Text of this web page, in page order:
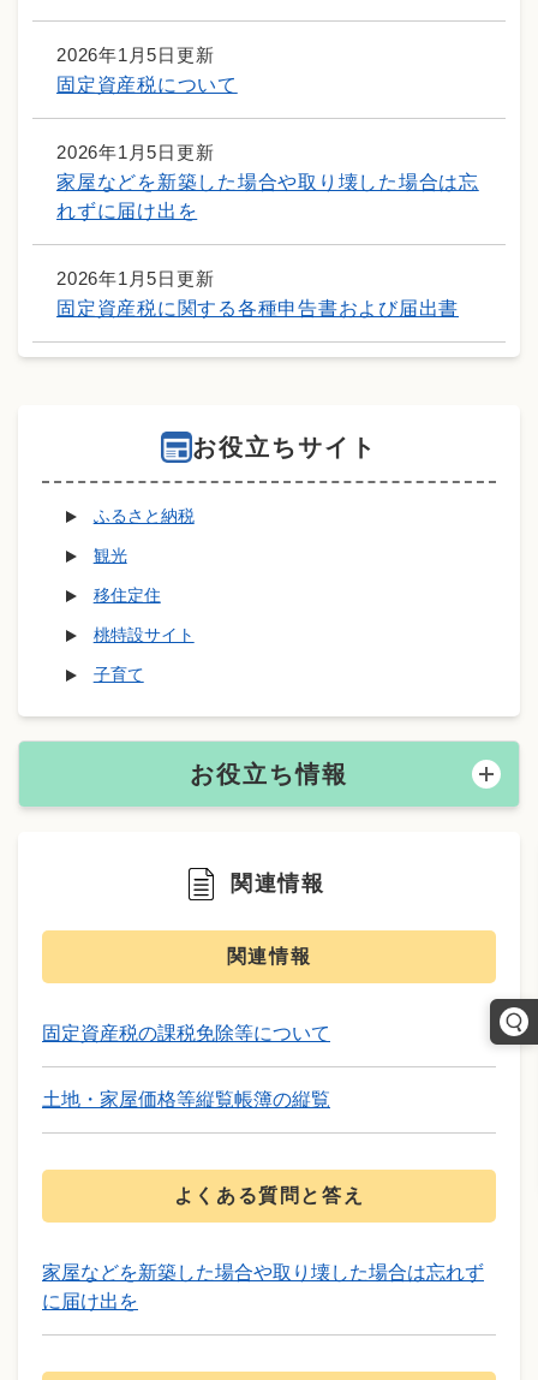
2026年1月5日更新
固定資産税について
2026年1月5日更新
家屋などを新築した場合や取り壊した場合は忘
れずに届け出を
2026年1月5日更新
固定資産税に関する各種申告書および届出書
お役立ちサイト
ふるさと納税
観光
移住定住
桃特設サイト
子育て
お役立ち情報
関連情報
関連情報
固定資産税の課税免除等について
土地・家屋価格等縦覧帳簿の縦覧
よくある質問と答え
家屋などを新築した場合や取り壊した場合は忘れず
に届け出を